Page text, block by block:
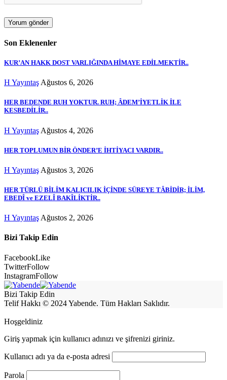
Son Eklenenler
KUR’AN HAKK DOST VARLIĞINDA HİMAYE EDİLMEKTİR..
H Yayıntaş Ağustos 6, 2026
HER BEDENDE RUH YOKTUR. RUH; ÂDEM’İYETLİK İLE
KESBEDİLİR..
H Yayıntaş Ağustos 4, 2026
HER TOPLUMUN BİR ÖNDER’E İHTİYACI VARDIR..
H Yayıntaş Ağustos 3, 2026
HER TÜRLÜ BİLİM KALICILIK İÇİNDE SÜREYE TÂBİDİR; İLİM,
EBEDÎ ve EZELÎ BAKÎLİKTİR..
H Yayıntaş Ağustos 2, 2026
Bizi Takip Edin
FacebookLike
TwitterFollow
InstagramFollow
Bizi Takip Edin
Telif Hakkı © 2024 Yabende. Tüm Hakları Saklıdır.
Hoşgeldiniz
Giriş yapmak için kullanıcı adınızı ve şifrenizi giriniz.
Kullanıcı adı ya da e-posta adresi
Parola